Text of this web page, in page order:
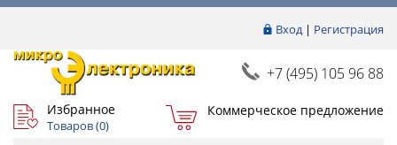
Вход| Регистрация
+7 (495) 105 96 88
Избранное
Товаров (0)
Коммерческое предложение